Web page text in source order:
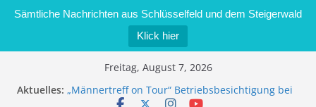
Sämtliche Nachrichten aus Schlüsselfeld und dem Steigerwald
Klick hier
Freitag, August 7, 2026
Aktuelles: „Männertreff on Tour“ Betriebsbesichtigung bei
der Schreinerei Zimmermann GmbH